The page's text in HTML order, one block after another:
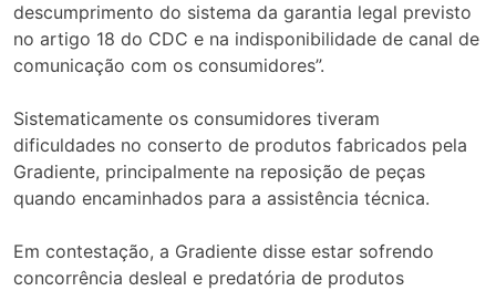
descumprimento do sistema da garantia legal previsto
no artigo 18 do CDC e na indisponibilidade de canal de
comunicação com os consumidores”.
Sistematicamente os consumidores tiveram
dificuldades no conserto de produtos fabricados pela
Gradiente, principalmente na reposição de peças
quando encaminhados para a assistência técnica.
Em contestação, a Gradiente disse estar sofrendo
concorrência desleal e predatória de produtos